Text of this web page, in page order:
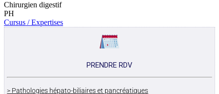
Chirurgien digestif
PH
Cursus / Expertises
PRENDRE RDV
> Pathologies hépato-biliaires et pancréatiques